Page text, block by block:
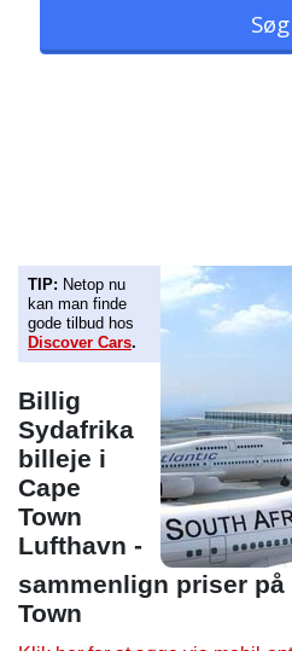
TIP: Netop nu
kan man finde
gode tilbud hos
Discover Cars.
Billig
Sydafrika
billeje i
Cape
Town
Lufthavn -
sammenlign priser
Town